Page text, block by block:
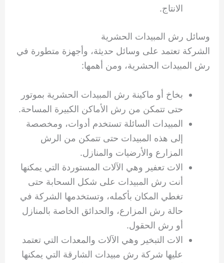
الانتاج.
وسائل رش المبيدات الحشرية
الشركة تعتمد على وسائل حديثة، وأجهزة متطورة في
رش المبيدات الحشرية، ومن أهمها:
بخاخ أو ماكينة رش المبيدات الحشرية بموتور
حتى تتمكن من رش الأماكن الكبيرة المساحة.
المبيدات السائلة تستخدم أدوات، ومخصصة
إلى هذه المبيدات حتى تتمكن من الرش
المزارع والأرضيات والمنازل.
الات تعفير وهي الآلات المستوردة التي يمكنها
أنت رش المبيدات على شكل السحابة حتى
تغطي المكان بأكمله، وتستخدمها الشركة في
حالة رش المزارع، والحدائق الخاصة بالمنازل
أو رش الحقول.
الات التبخير وهي الآلات والمعدات التي تعتمد
عليها شركة رش مبيدات الشارقة التي يمكنها